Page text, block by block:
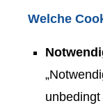
Welche